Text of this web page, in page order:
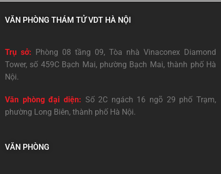
VĂN PHÒNG THÁM TỬ VDT HÀ NỘI
Trụ sở:
Phòng 08 tầng 09, Tòa nhà Vinaconex Diamond
Tower, số 459C Bạch Mai, phường Bạch Mai, thành phố Hà
Nội.
Văn phòng đại diện: Số 2C ngách 16 ngõ 29 phố Trạm,
phường Long Biên, thành phố Hà Nội.
VĂN PHÒNG